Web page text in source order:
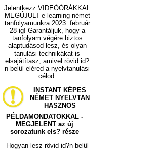
Jelentkezz VIDEÓÓRÁKKAL
MEGÚJULT e-learning német
tanfolyamunkra 2023. február
28-ig! Garantáljuk, hogy a
tanfolyam végére biztos
alaptudásod lesz, és olyan
tanulási technikákat is
elsajátítasz, amivel rövid id?
n belül eléred a nyelvtanulási
célod.
INSTANT KÉPES
NÉMET NYELVTAN
HASZNOS
PÉLDAMONDATOKKAL -
MEGJELENT az új
sorozatunk els? része
Hogyan lesz rövid id?n belül